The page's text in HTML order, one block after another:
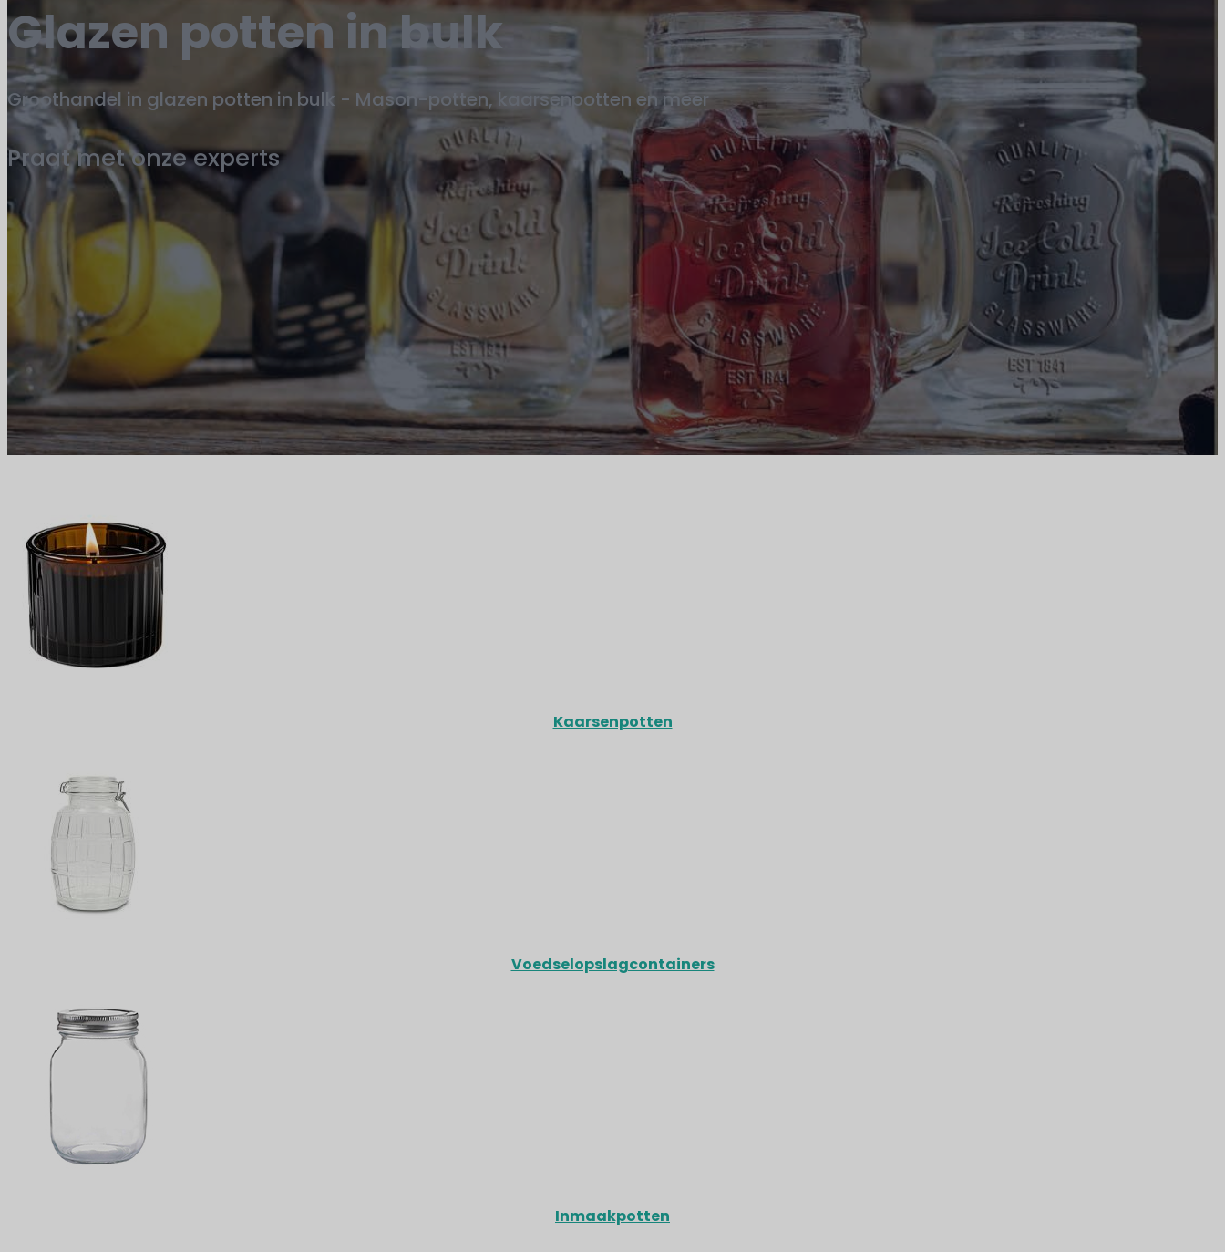
Glazen potten in bulk
Groothandel in glazen potten in bulk - Mason-potten, kaarsenpotten en meer
Praat met onze experts
Kaarsenpotten
Voedselopslagcontainers
Inmaakpotten